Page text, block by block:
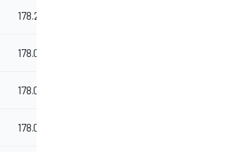
178.276
178.042
178.014
178.002